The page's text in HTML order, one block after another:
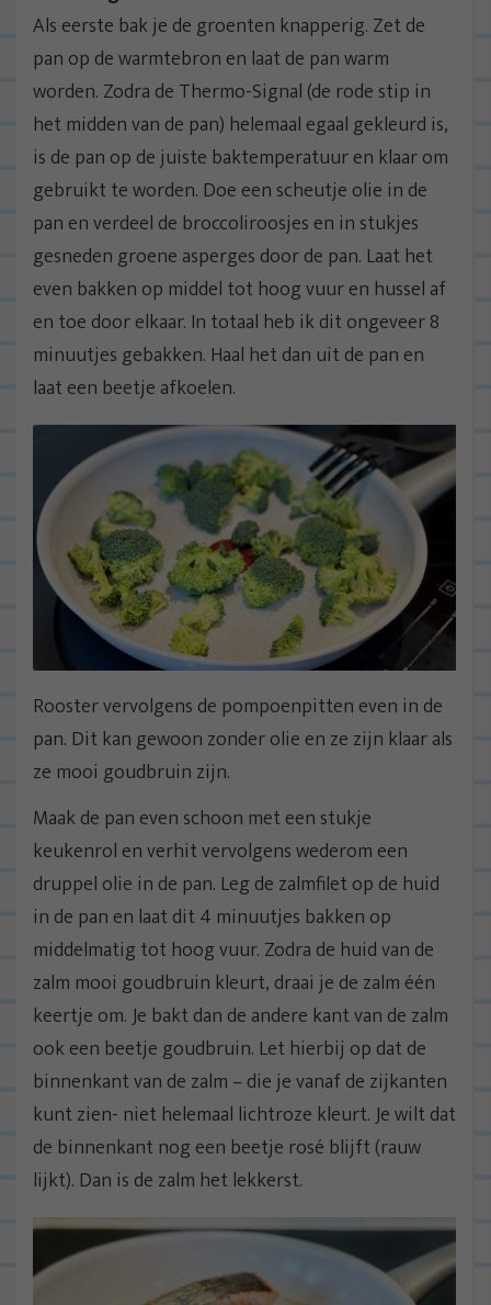
Als eerste bak je de groenten knapperig. Zet de
pan op de warmtebron en laat de pan warm
worden. Zodra de Thermo-Signal (de rode stip in
het midden van de pan) helemaal egaal gekleurd is,
is de pan op de juiste baktemperatuur en klaar om
gebruikt te worden. Doe een scheutje olie in de
pan en verdeel de broccoliroosjes en in stukjes
gesneden groene asperges door de pan. Laat het
even bakken op middel tot hoog vuur en hussel af
en toe door elkaar. In totaal heb ik dit ongeveer 8
minuutjes gebakken. Haal het dan uit de pan en
laat een beetje afkoelen.
Rooster vervolgens de pompoenpitten even in de
pan. Dit kan gewoon zonder olie en ze zijn klaar als
ze mooi goudbruin zijn.
Maak de pan even schoon met een stukje
keukenrol en verhit vervolgens wederom een
druppel olie in de pan. Leg de zalmfilet op de huid
in de pan en laat dit 4 minuutjes bakken op
middelmatig tot hoog vuur. Zodra de huid van de
zalm mooi goudbruin kleurt, draai je de zalm één
keertje om. Je bakt dan de andere kant van de zalm
ook een beetje goudbruin. Let hierbij op dat de
binnenkant van de zalm – die je vanaf de zijkanten
kunt zien- niet helemaal lichtroze kleurt. Je wilt dat
de binnenkant nog een beetje rosé blijft (rauw
lijkt). Dan is de zalm het lekkerst.